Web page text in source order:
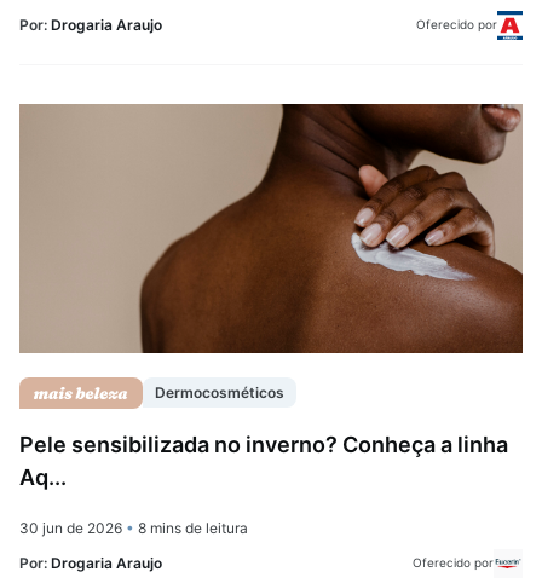
Por: Drogaria Araujo Oferecido por
Dermocosméticos
Pele sensibilizada no inverno? Conheça a linha
Aq...
30 jun de 2026 • 8 mins de leitura
Por: Drogaria Araujo Oferecido por